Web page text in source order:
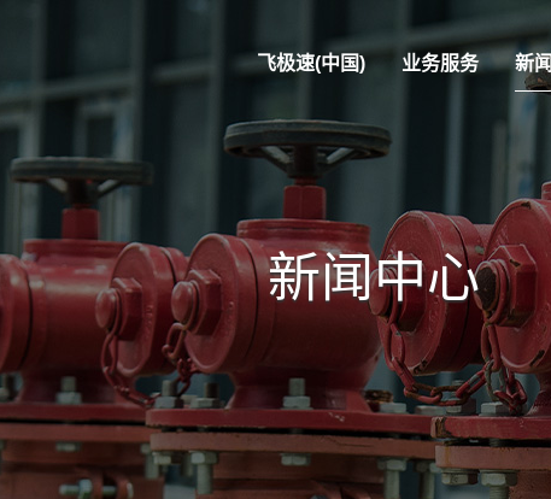
飞极速(中国) 业务服务 新
新闻中心